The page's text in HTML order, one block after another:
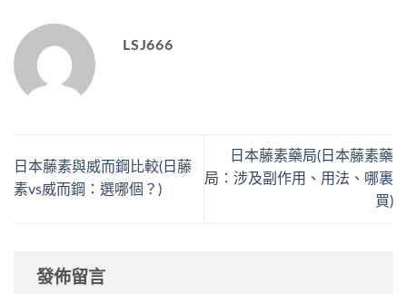
LSJ666
日本藤素與威而鋼比較(日藤
素vs威而鋼：選哪個？)
日本藤素藥局(日本藤素藥
局：涉及副作用、用法、哪裏
買)
發佈留言